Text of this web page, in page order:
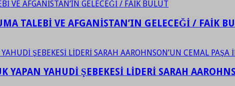
TALEBİ VE AFGANİSTAN’IN GELECEĞİ / FAİK
YAPAN YAHUDİ ŞEBEKESİ LİDERİ SARAH